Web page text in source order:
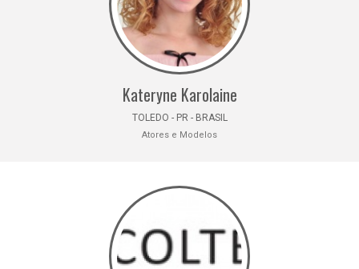
Kateryne Karolaine
TOLEDO - PR - BRASIL
Atores e Modelos